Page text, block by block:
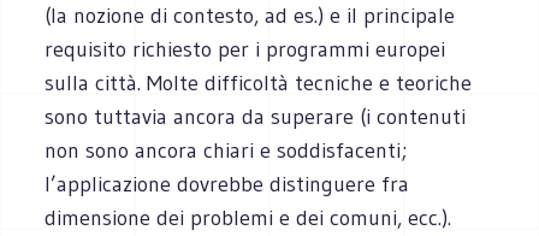
(la nozione di contesto, ad es.) e il principale
requisito richiesto per i programmi europei
sulla città. Molte difficoltà tecniche e teoriche
sono tuttavia ancora da superare (i contenuti
non sono ancora chiari e soddisfacenti;
l’applicazione dovrebbe distinguere fra
dimensione dei problemi e dei comuni, ecc.).